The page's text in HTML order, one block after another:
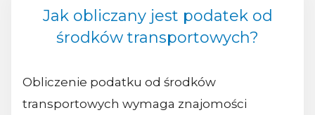
Jak obliczany jest podatek od
środków transportowych?
Obliczenie podatku od środków
transportowych wymaga znajomości